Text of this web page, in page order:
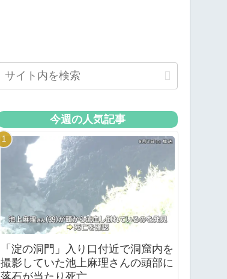
今週の人気記事
「淀の洞門」入り口付近で洞窟内を
撮影していた池上麻理さんの頭部に